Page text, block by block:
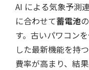
AI による気象予測
に合わせて蓄電池
す。古いパワコン
した最新機能を持
費率が高まり、結